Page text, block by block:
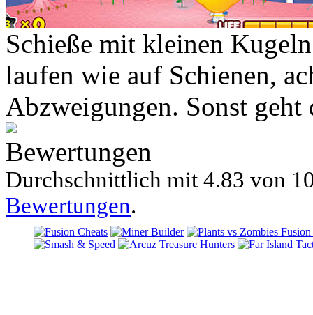
Schieße mit kleinen
laufen wie auf Schienen,
Abzweigungen. Sonst geht
Bewertungen
Durchschnittlich mit 4.83 von
Bewertungen.